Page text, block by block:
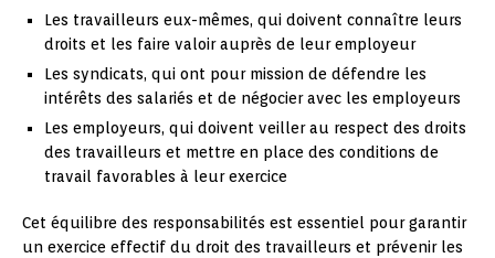
Les travailleurs eux-mêmes, qui doivent connaître leurs
droits et les faire valoir auprès de leur employeur
Les syndicats, qui ont pour mission de défendre les
intérêts des salariés et de négocier avec les employeurs
Les employeurs, qui doivent veiller au respect des droits
des travailleurs et mettre en place des conditions de
travail favorables à leur exercice
Cet équilibre des responsabilités est essentiel pour garantir
un exercice effectif du droit des travailleurs et prévenir les